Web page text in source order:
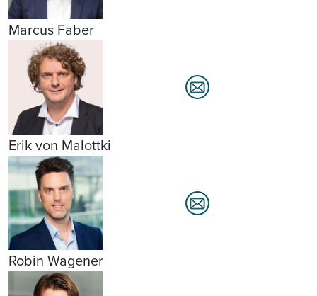
Marcus Faber
Erik von Malottki
Robin Wagener